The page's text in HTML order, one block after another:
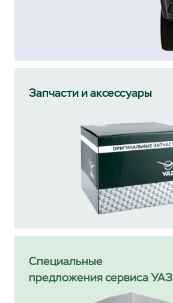
Запчасти и аксессуары
Специальные
предложения сервиса УАЗ